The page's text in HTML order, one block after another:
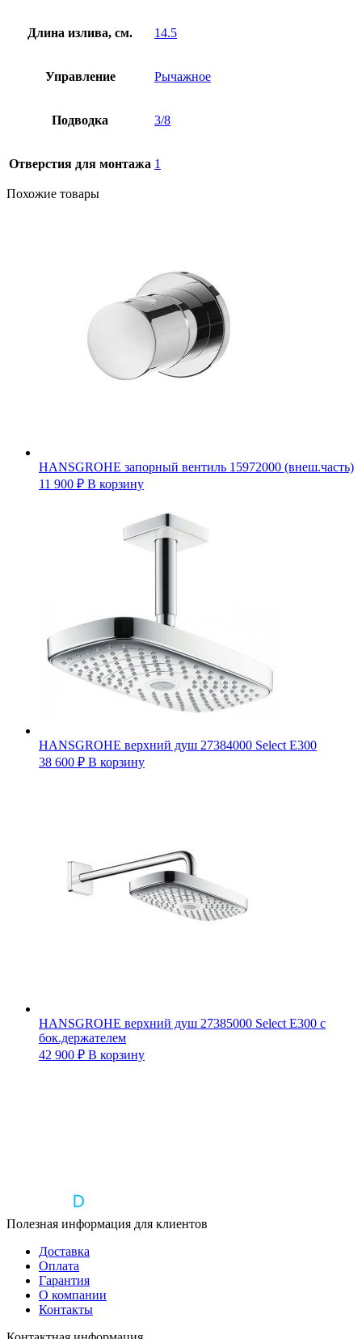
Длина излива, см. 14.5
Управление Рычажное
Подводка 3/8
Отверстия для монтажа 1
Похожие товары
HANSGROHE запорный вентиль 15972000 (внеш.часть)
11 900 ₽ В корзину
HANSGROHE верхний душ 27384000 Select E300
38 600 ₽ В корзину
HANSGROHE верхний душ 27385000 Select E300 с
бок.держателем
42 900 ₽ В корзину
Полезная информация для клиентов
Доставка
Оплата
Гарантия
О компании
Контакты